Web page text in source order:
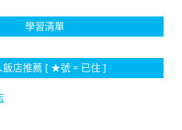
學習清單
飯店推薦 [ ★號 = 已住 ]